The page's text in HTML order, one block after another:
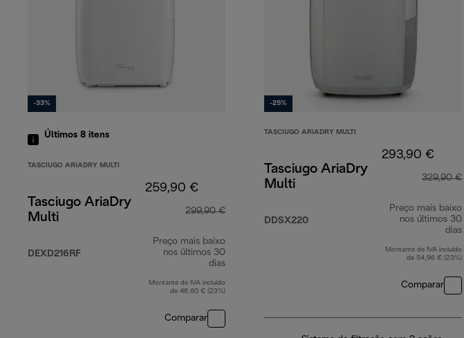
-33%
Últimos 8 itens
TASCIUGO ARIADRY MULTI
Tasciugo AriaDry
Multi
DEXD216RF
259,90 €
299,90 €
Preço mais baixo
nos últimos 30
dias
Montante de IVA incluído
de 48,60 € (23%)
Comparar
-25%
TASCIUGO ARIADRY MULTI
Tasciugo AriaDry
Multi
DDSX220
293,90 €
329,90 €
Preço mais baixo
nos últimos 30
dias
Montante de IVA incluído
de 54,96 € (23%)
Comparar